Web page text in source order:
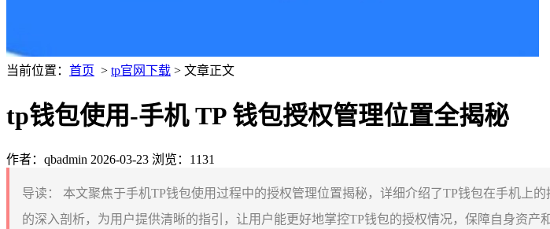
当前位置： 首页 > tp官网下载 > 文章正文
tp钱包使用-手机 TP 钱包授权管理位置全揭秘
作者：qbadmin 2026-03-23 浏览：1131
导读：
本文聚焦于手机TP钱包使用过程中的授权管理位置揭秘，详细介绍了TP钱包在手机上
的深入剖析，为用户提供清晰的指引，让用户能更好地掌控TP钱包的授权情况，保障自身资